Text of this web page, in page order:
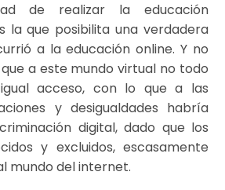
de realizar la educación
la que posibilita una verdadera
a la educación online. Y no
a este mundo virtual no todo
acceso, con lo que a las
y desigualdades habría
digital, dado que los
y excluidos, escasamente
mundo del internet.